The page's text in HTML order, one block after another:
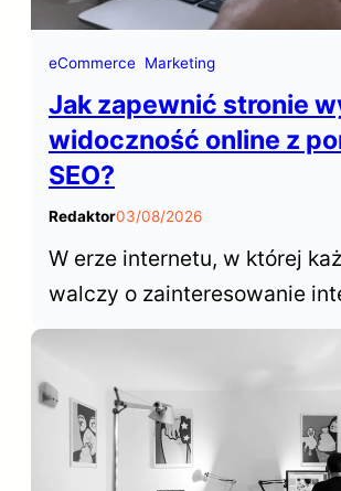
eCommerce Marketing
Jak zapewnić stronie
widoczność online z
SEO?
Redaktor03/08/2026
W erze internetu, w której
walczy o zainteresowanie
sukces opiera się na
witryny. W tym kontekście,
optymalizacja dla
często określana skrótem